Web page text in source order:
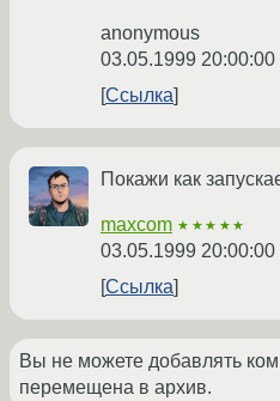
anonymous
03.05.1999 20:00:00
Ссылка
Покажи как
maxcom ★★★★★
03.05.1999 20:00:00
Ссылка
Вы не можете добавлять
перемещена в архив.